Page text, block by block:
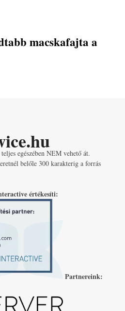
macskafajta a
egészében NEM vehető át.
belőle 300 karakterig a forrás
értékesíti:
Partnereink: